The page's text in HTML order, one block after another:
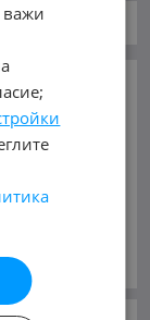
Бусове
Лодки
Asia
важи